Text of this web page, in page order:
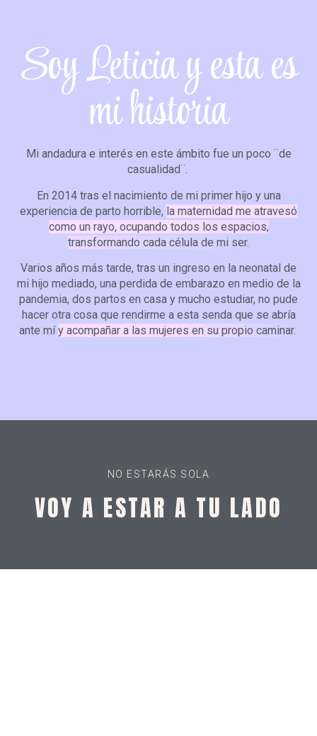
Soy Leticia y esta es
mi historia
Mi andadura e interés en este ámbito fue un poco ¨de
casualidad¨.
En 2014 tras el nacimiento de mi primer hijo y una
experiencia de parto horrible, la maternidad me atravesó
como un rayo, ocupando todos los espacios,
transformando cada célula de mi ser.
Varios años más tarde, tras un ingreso en la neonatal de
mi hijo mediado, una perdida de embarazo en medio de la
pandemia, dos partos en casa y mucho estudiar, no pude
hacer otra cosa que rendirme a esta senda que se abría
ante míy acompañar a las mujeres en su propio caminar.
NO ESTARÁS SOLA
VOY A ESTAR A TU LADO